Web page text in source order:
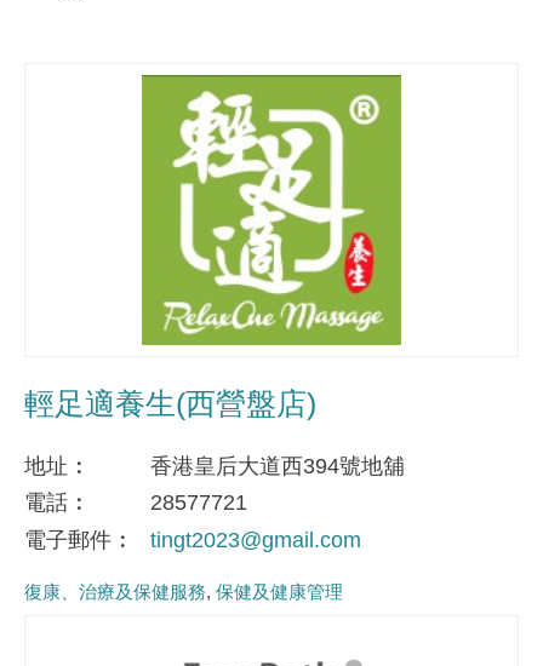
輕足適養生(西營盤店)
地址
香港皇后大道西394號地舖
電話
28577721
電子郵件
tingt2023@gmail.com
復康、治療及保健服務 保健及健康管理